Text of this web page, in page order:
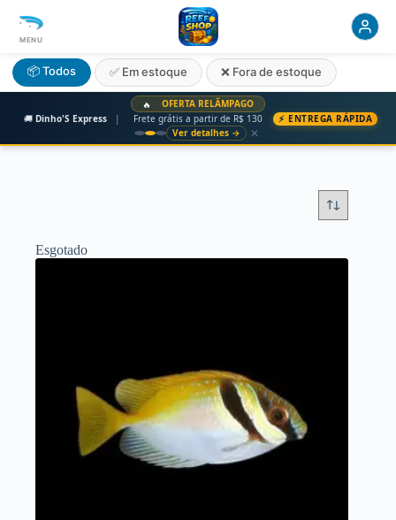
🔥
OFERTA RELÂMPAGO
🚚 Dinho'S Express | Frete grátis a partir de R$ 130
⚡ ENTREGA RÁPIDA
Ver detalhes →
✕
MENU
📦 Todos ✅ Em estoque ❌ Fora de estoque
Esgotado